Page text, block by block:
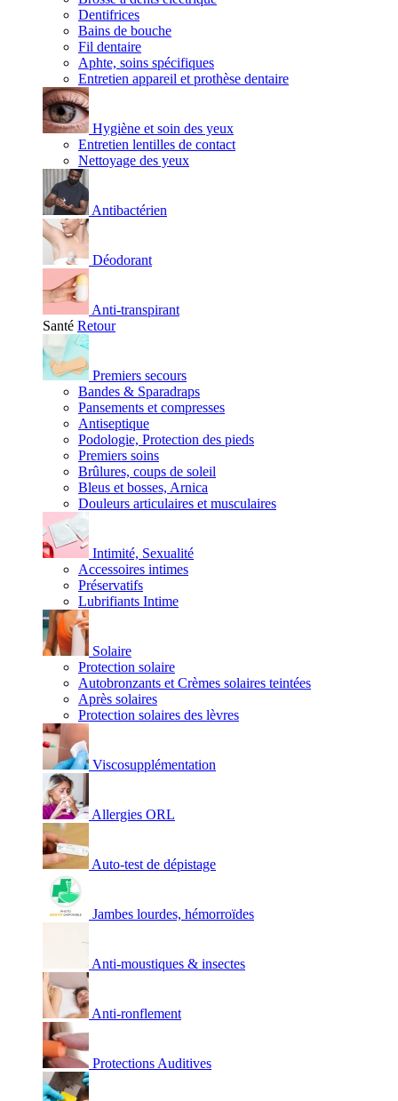
Dentifrices
Bains de bouche
Fil dentaire
Aphte, soins spécifiques
Entretien appareil et prothèse dentaire
Hygiène et soin des yeux
Entretien lentilles de contact
Nettoyage des yeux
Antibactérien
Déodorant
Anti-transpirant
Santé Retour
Premiers secours
Bandes & Sparadraps
Pansements et compresses
Antiseptique
Podologie, Protection des pieds
Premiers soins
Brûlures, coups de soleil
Bleus et bosses, Arnica
Douleurs articulaires et musculaires
Intimité, Sexualité
Accessoires intimes
Préservatifs
Lubrifiants Intime
Solaire
Protection solaire
Autobronzants et Crèmes solaires teintées
Après solaires
Protection solaires des lèvres
Viscosupplémentation
Allergies ORL
Auto-test de dépistage
Jambes lourdes, hémorroïdes
Anti-moustiques & insectes
Anti-ronflement
Protections Auditives